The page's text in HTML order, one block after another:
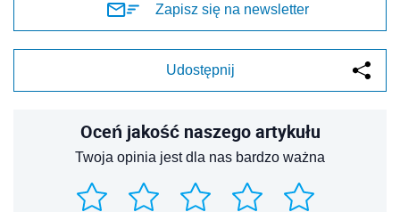
Zapisz się na newsletter
Udostępnij
Oceń jakość naszego artykułu
Twoja opinia jest dla nas bardzo ważna